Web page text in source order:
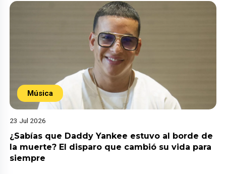
Música
23 Jul 2026
¿Sabías que Daddy Yankee estuvo al borde de
la muerte? El disparo que cambió su vida para
siempre